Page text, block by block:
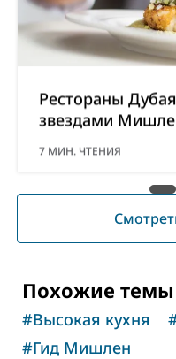
Рестораны
звездами
7 МИН. ЧТЕНИЯ
Похожие темы
#Высокая кухня
#Гид Мишлен